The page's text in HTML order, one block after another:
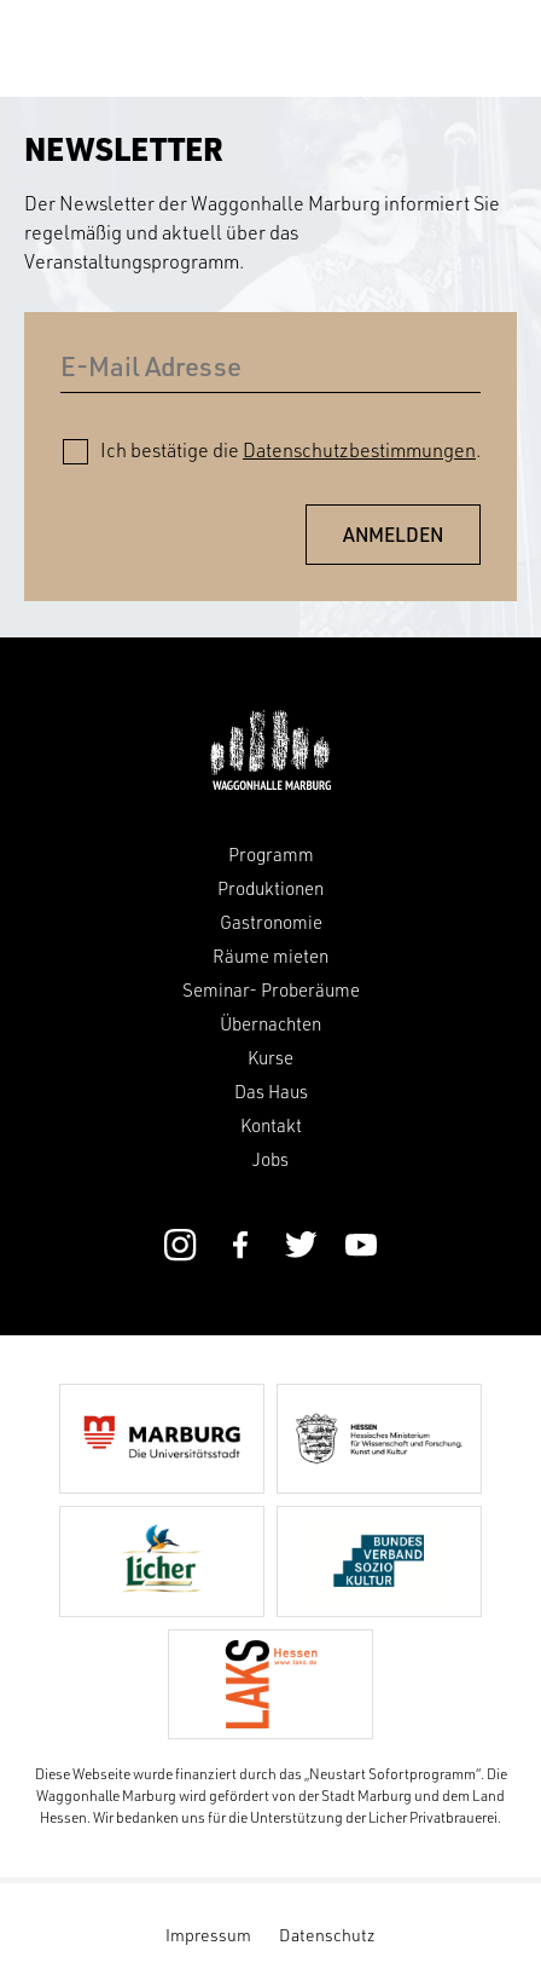
NEWSLETTER
Der Newsletter der Waggonhalle Marburg informiert Sie
regelmäßig und aktuell über das
Veranstaltungsprogramm.
Ich bestätige die Datenschutzbestimmungen.
Programm
Produktionen
Gastronomie
Räume mieten
Seminar- Proberäume
Übernachten
Kurse
Das Haus
Kontakt
Jobs
Diese Webseite wurde finanziert durch das „Neustart Sofortprogramm“. Die
Waggonhalle Marburg wird gefördert von der Stadt Marburg und dem Land
Hessen. Wir bedanken uns für die Unterstützung der Licher Privatbrauerei.
Impressum Datenschutz